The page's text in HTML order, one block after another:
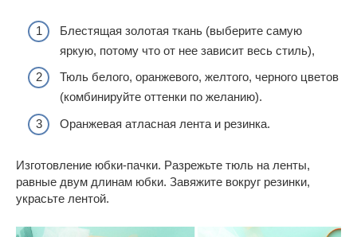
Блестящая золотая ткань (выберите самую
яркую, потому что от нее зависит весь стиль),
Тюль белого, оранжевого, желтого, черного цветов
(комбинируйте оттенки по желанию).
Оранжевая атласная лента и резинка.
Изготовление юбки-пачки. Разрежьте тюль на ленты,
равные двум длинам юбки. Завяжите вокруг резинки,
украсьте лентой.